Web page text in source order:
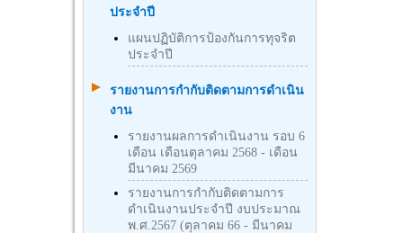
ประจำปี
แผนปฏิบัติการป้องกันการทุจริต
ประจำปี
รายงานการกำกับติดตามการดำเนิน
งาน
รายงานผลการดำเนินงาน รอบ 6
เดือน เดือนตุลาคม 2568 - เดือน
มีนาคม 2569
รายงานการกำกับติดตามการ
ดำเนินงานประจำปี งบประมาณ
พ.ศ.2567 (ตุลาคม 66 - มีนาคม